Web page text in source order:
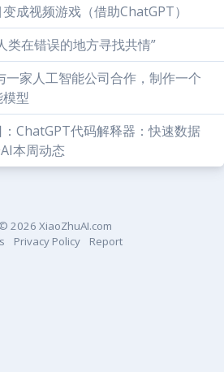
成视频游戏（借助ChatGPT）
类在错误的地方寻找共情”
家人工智能公司合作，制作一个
型
ChatGPT代码解释器：快速数据
本周动态
2026 XiaoZhuAI.com
Privacy Policy Report